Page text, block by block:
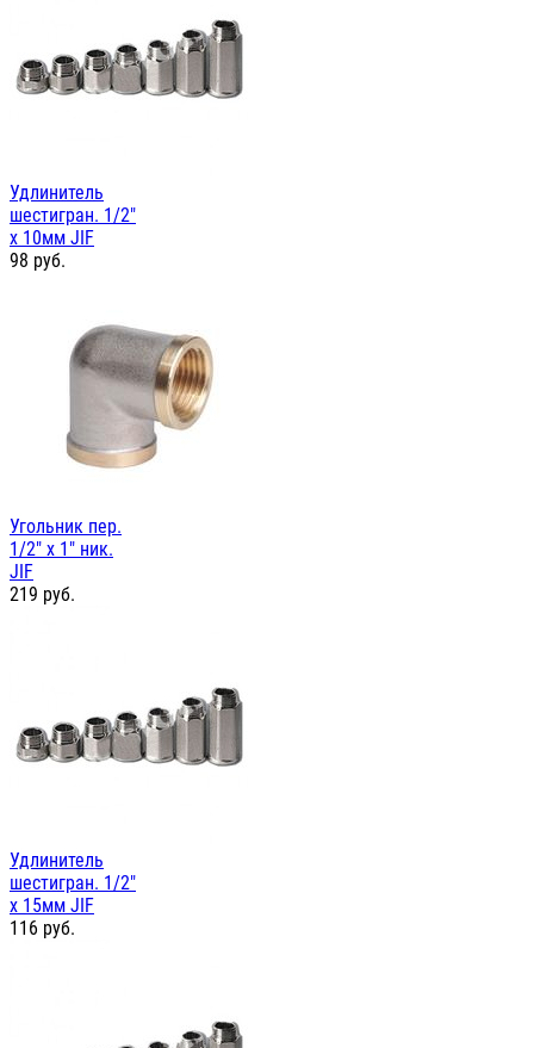
Удлинитель
шестигран. 1/2"
х 10мм JIF
98 руб.
Угольник пер.
1/2" х 1" ник.
JIF
219 руб.
Удлинитель
шестигран. 1/2"
х 15мм JIF
116 руб.